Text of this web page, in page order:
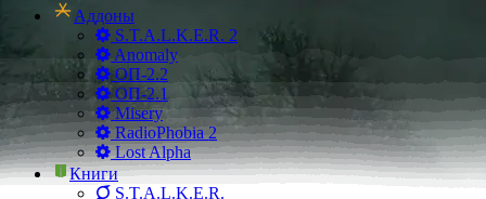
Аддоны
S.T.A.L.K.E.R. 2
Anomaly
ОП-2.2
ОП-2.1
Misery
RadioPhobia 2
Lost Alpha
Книги
S.T.A.L.K.E.R.